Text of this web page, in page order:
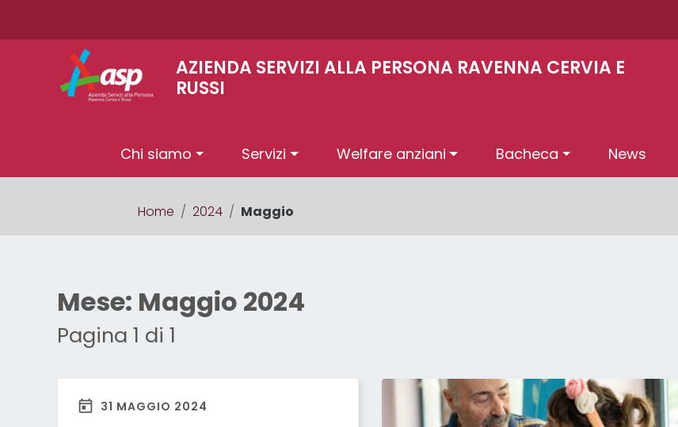
Vai al footer
AZIENDA SERVIZI ALLA PERSONA RAVENNA CERVIA E
RUSSI
Chi siamo Servizi Welfare anziani Bacheca News
Home / 2024 / Maggio
Mese: Maggio 2024
Pagina 1 di 1
31 MAGGIO 2024